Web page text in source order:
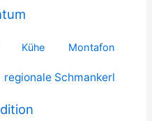
Kühe Montafon
regionale Schmankerl